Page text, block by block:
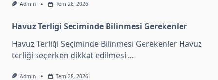
Admin Tem 28, 2026
Havuz Terligi Seciminde Bilinmesi Gerekenler
Havuz Terliği Seçiminde Bilinmesi Gerekenler Havuz
terliği seçerken dikkat edilmesi ...
Admin Tem 28, 2026